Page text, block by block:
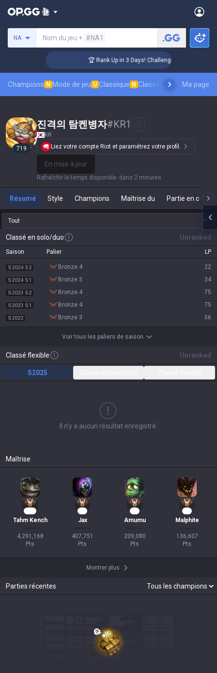
NA Nom du jeu + #NA1
🏆 Rank Up in 3 Days! Challenger Coaching
Champions N Mode de jeu U Classique N Classement des skins
Ma page
719
진격의 탐켄병자#KR1
KR
Liez votre compte Riot et paramétrez votre profil.
En mise à jour
Rafraîchir le temps disponible: dans 2 minutes
Résumé Style Champions Maîtrise du Partie en cours
Tout
Classé en solo/duo Unranked
Saison Palier LP
S2024 S2 bronze 4 22
S2024 S1 bronze 3 34
S2023 S2 bronze 4 75
S2023 S1 bronze 4 75
S2022 bronze 3 56
Voir tous les paliers de saison
Classé flexible Unranked
S2025
Il n’y a aucun résultat enregistré.
Maîtrise
Tahm Kench
4,291,168
Pts
Jax
407,751
Pts
Amumu
209,080
Pts
Malphite
136,607
Pts
Montrer plus
Parties récentes